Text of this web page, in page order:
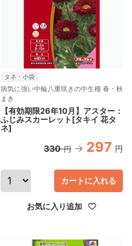
タネ・小袋
病気に強い中輪八重咲きの中生種 春・秋
まき
【有効期限26年10月】アスター：
ふじみスカーレット[タキイ 花タ
ネ]
330 円 297 円
カートに入れる
お気に入り追加